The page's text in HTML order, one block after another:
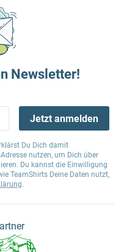
Newsletter!
Jetzt anmelden
Du Dich damit
nutzen, um Dich über
Du kannst die Einwilligung
TeamShirts Deine Daten nutzt,
.